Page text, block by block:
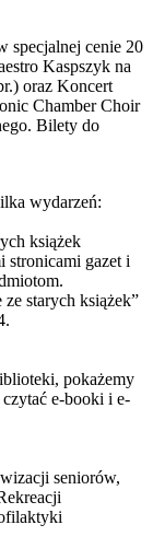
specjalnej cenie 20
Kaspszyk na
oraz Koncert
Chamber Choir
Bilety do
wydarzeń:
książek
stronicami gazet i
starych książek”
pokażemy
e-booki i e-
seniorów,